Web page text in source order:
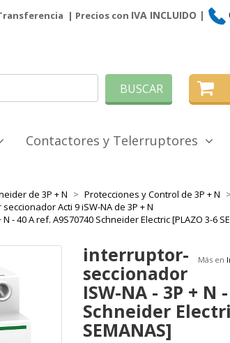
| Precios con IVA INCLUIDO |
BUSCAR
Contactores y Telerruptores
de 3P + N Protecciones y Control de 3P + N
Acti 9 iSW-NA de 3P + N
- 40 A ref. A9S70740 Schneider Electric [PLAZO 3-6
Más en
interruptor-
seccionador
ISW-NA - 3P + N
Schneider
SEMANAS]